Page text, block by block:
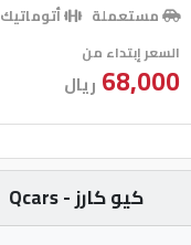
مستعملة
أتوماتيك
السعر إبتداء من
68,000 ريال
كيو كارز - Qcars